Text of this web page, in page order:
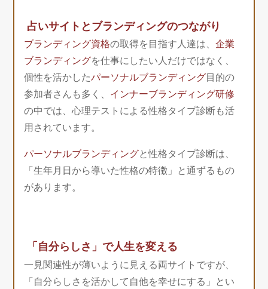
占いサイトとブランディングのつながり
ブランディング資格の取得を目指す人達は、企業
ブランディングを仕事にしたい人だけではなく、
個性を活かしたパーソナルブランディング目的の
参加者さんも多く、 インナーブランディング研修
の中では、心理テストによる性格タイプ診断も活
用されています。
パーソナルブランディングと性格タイプ診断は、
「生年月日から導いた性格の特徴」と通ずるもの
があります。
「自分らしさ」で人生を変える
一見関連性が薄いように見える両サイトですが、
「自分らしさを活かして自他を幸せにする」とい